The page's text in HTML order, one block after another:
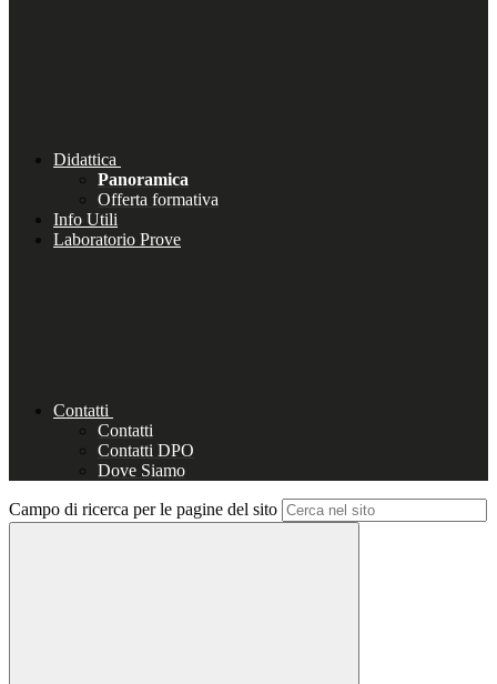
Didattica
Panoramica
Offerta formativa
Info Utili
Laboratorio Prove
Contatti
Contatti
Contatti DPO
Dove Siamo
Campo di ricerca per le pagine del sito